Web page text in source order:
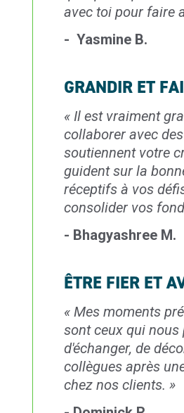
avec toi pour faire
- Yasmine B.
GRANDIR ET
« Il est vraiment
collaborer avec des
soutiennent votre
guident sur la
réceptifs à vos
consolider vos
- Bhagyashree M.
ÊTRE FIER ET
« Mes moments
sontceux qui nous
d'échanger, de
collègues après
chez nos clients. »